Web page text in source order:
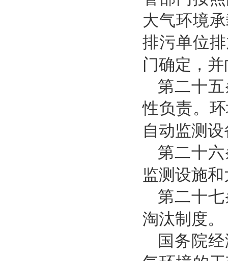
大气环境
排污单位
门确定，
第二十
性负责。
自动监测
第二十
监测设施
第二十
淘汰制度。
国务院